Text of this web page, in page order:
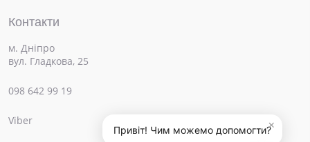
×
Привіт! Чим можемо допомогти?
Контакти
м. Дніпро
вул. Гладкова, 25
098 642 99 19
Viber